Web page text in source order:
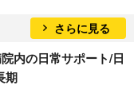
さらに見る
内の日常サポート/日
期